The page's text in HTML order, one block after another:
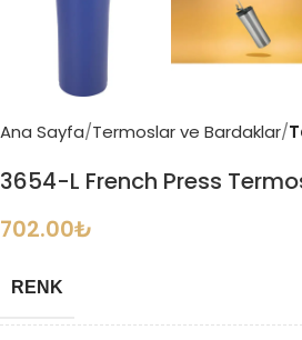
Ana Sayfa Termoslar ve Bardaklar
3654-L French Press
702.00₺
RENK